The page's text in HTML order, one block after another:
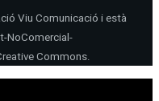
Viu Comunicació i està
NoComercial-
Commons.